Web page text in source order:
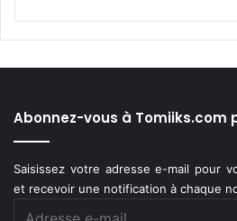
Abonnez-vous à Tomiiks.com
Saisissez votre adresse e-mail pour
et recevoir une notification à chaque